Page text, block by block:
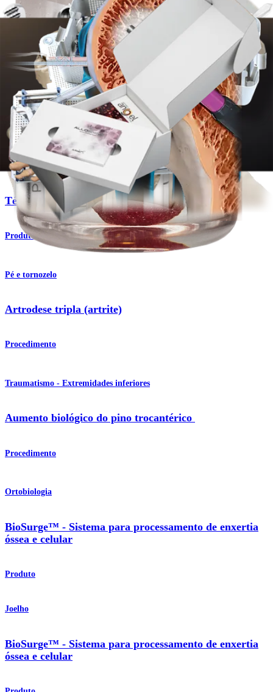
Produto
Joelho
Enxertos ósseos AlloSync™
Produto
Ortobiologia
Técnica BioACL™
Produto
Pé e tornozelo
Artrodese tripla (artrite)
Procedimento
Traumatismo - Extremidades inferiores
Aumento biológico do pino trocantérico
Procedimento
Ortobiologia
BioSurge™ - Sistema para processamento de enxertia
óssea e celular
Produto
Joelho
BioSurge™ - Sistema para processamento de enxertia
óssea e celular